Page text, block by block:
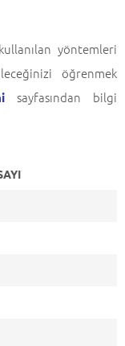
yöntemleri
öğrenmek
sayfasından bilgi